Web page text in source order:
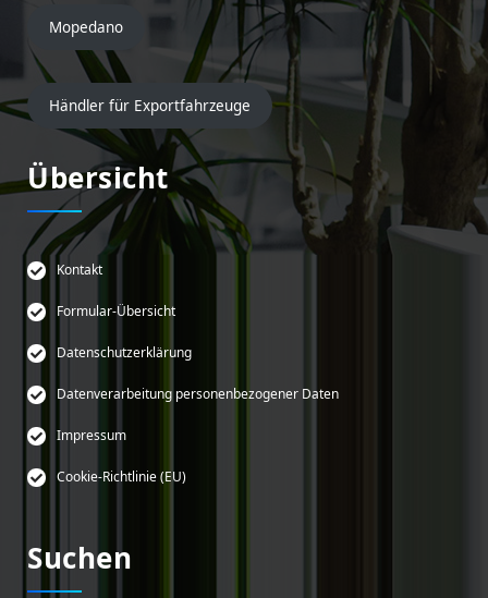
Mopedano
Händler für Exportfahrzeuge
Übersicht
Kontakt
Formular-Übersicht
Datenschutzerklärung
Datenverarbeitung personenbezogener Daten
Impressum
Cookie-Richtlinie (EU)
Suchen